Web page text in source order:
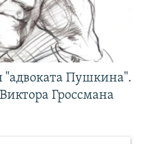
"адвоката Пушкина".
Гроссмана